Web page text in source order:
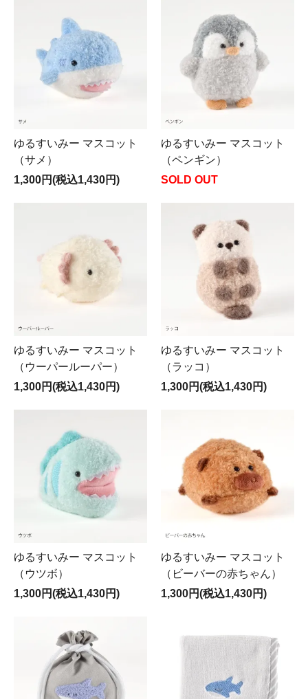
ゆるすいみー マスコット
（サメ）
1,300円(税込1,430円)
ゆるすいみー マスコット
（ペンギン）
SOLD OUT
ゆるすいみー マスコット
（ウーパールーパー）
1,300円(税込1,430円)
ゆるすいみー マスコット
（ラッコ）
1,300円(税込1,430円)
ゆるすいみー マスコット
（ウツボ）
1,300円(税込1,430円)
ゆるすいみー マスコット
（ビーバーの赤ちゃん）
1,300円(税込1,430円)